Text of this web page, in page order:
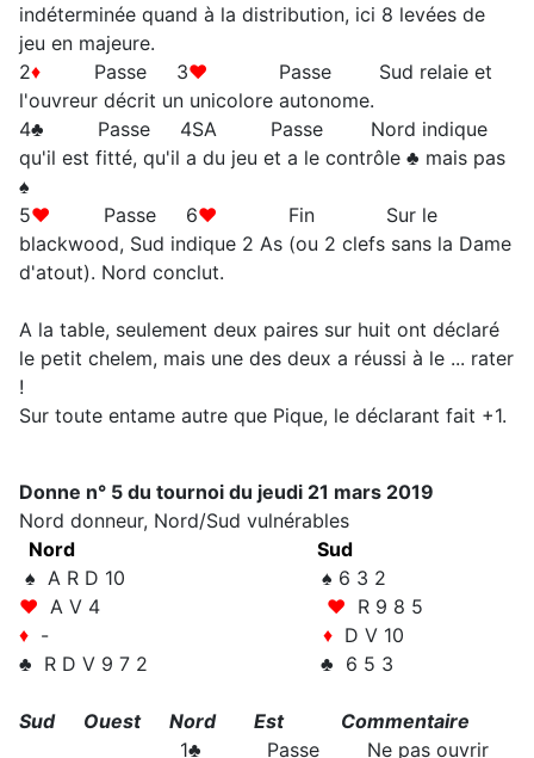
indéterminée quand à la distribution, ici 8 levées de
jeu en majeure.
2♦ Passe 3♥ Passe Sud relaie et
l'ouvreur décrit un unicolore autonome.
4♣ Passe 4SA Passe Nord indique
qu'il est fitté, qu'il a du jeu et a le contrôle ♣ mais pas
♠
5♥ Passe 6♥ Fin Sur le
blackwood, Sud indique 2 As (ou 2 clefs sans la Dame
d'atout). Nord conclut.
A la table, seulement deux paires sur huit ont déclaré
le petit chelem, mais une des deux a réussi à le ... rater
!
Sur toute entame autre que Pique, le déclarant fait +1.
Donne n° 5 du tournoi du jeudi 21 mars 2019
Nord donneur, Nord/Sud vulnérables
Nord
Sud
♠ A R D 10 ♠ 6 3 2
♥ A V 4 ♥ R 9 8 5
♦ - ♦ D V 10
♣ R D V 9 7 2 ♣ 6 5 3
Sud Ouest Nord Est Commentaire
1♣ Passe Ne pas ouvrir